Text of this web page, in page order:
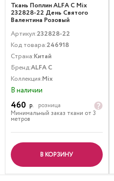
Ткань Поплин ALFA C Mix
232828-22 День Святого
Валентина Розовый
Артикул:232828-22
Код товара:246918
Страна:Китай
Бренд:ALFA C
Коллекция:Mix
В наличии
460 р.
розница
Минимальный заказ ткани от 3
метров
В КОРЗИНУ